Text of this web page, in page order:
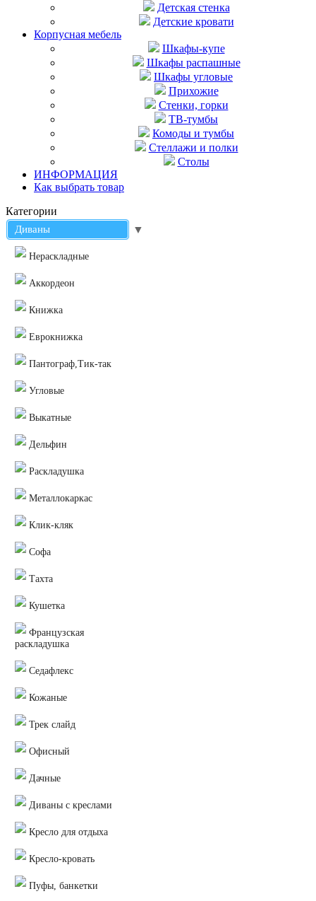
Детская стенка
Детские кровати
Корпусная мебель
Шкафы-купе
Шкафы распашные
Шкафы угловые
Прихожие
Стенки, горки
ТВ-тумбы
Комоды и тумбы
Стеллажи и полки
Столы
ИНФОРМАЦИЯ
Как выбрать товар
Категории
Диваны ▼
Нераскладные
Аккордеон
Книжка
Еврокнижка
Пантограф,Тик-так
Угловые
Выкатные
Дельфин
Раскладушка
Металлокаркас
Клик-кляк
Софа
Тахта
Кушетка
Французская
раскладушка
Седафлекс
Кожаные
Трек слайд
Офисный
Дачные
Диваны с креслами
Кресло для отдыха
Кресло-кровать
Пуфы, банкетки